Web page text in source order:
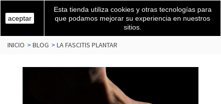
INICIO > BLOG > LA FASCITIS PLANTAR
aceptar
Esta tienda utiliza cookies y otras tecnologías para
que podamos mejorar su experiencia en nuestros
sitios.